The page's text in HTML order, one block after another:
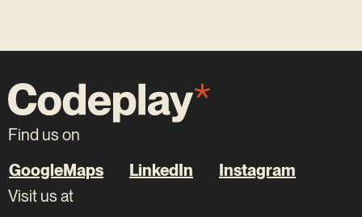
Find us on
GoogleMaps
LinkedIn
Instagram
Visit us at